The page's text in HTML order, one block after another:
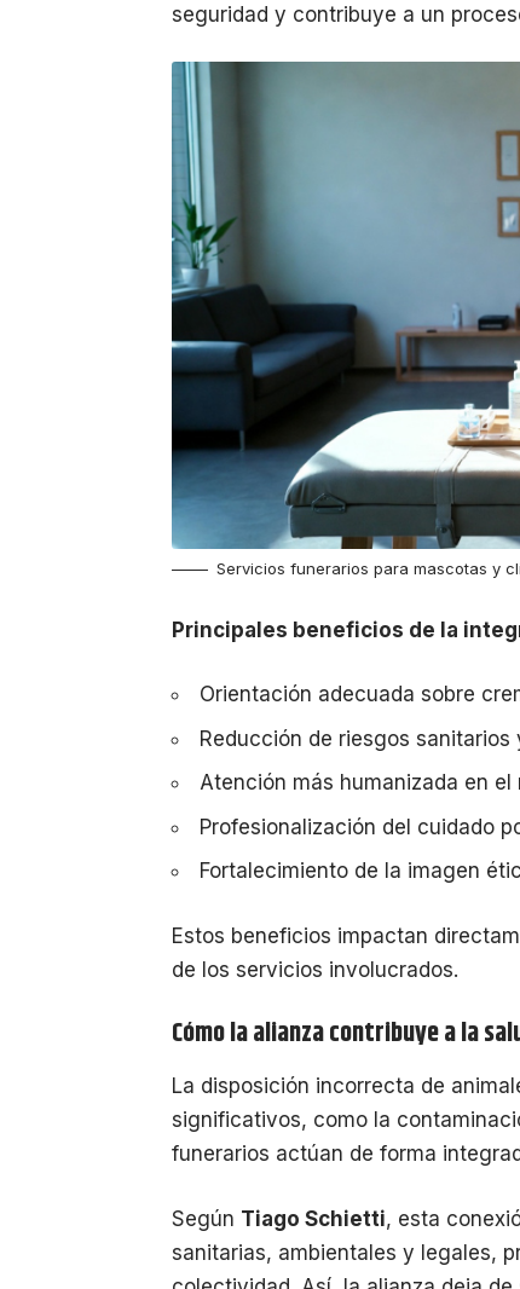
seguridad y contribuye a un
Servicios funerarios para mascotas y
Principales beneficios de la
Orientación adecuada sobre
Reducción de riesgos sanitarios
Atención más humanizada en
Profesionalización del cuidado
Fortalecimiento de la imagen
Estos beneficios impactan
de los servicios involucrados.
Cómo la alianza contribuye a la
La disposición incorrecta de
significativos, como la
funerarios actúan de forma
Según Tiago Schietti, esta
sanitarias, ambientales y legales,